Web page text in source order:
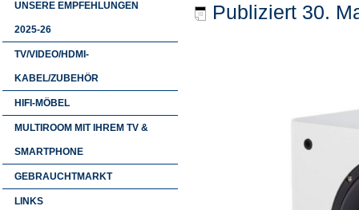
UNSERE EMPFEHLUNGEN
2025-26
TV/VIDEO/HDMI-
KABEL/ZUBEHÖR
HIFI-MÖBEL
MULTIROOM MIT IHREM TV &
SMARTPHONE
GEBRAUCHTMARKT
LINKS
Publiziert 30.